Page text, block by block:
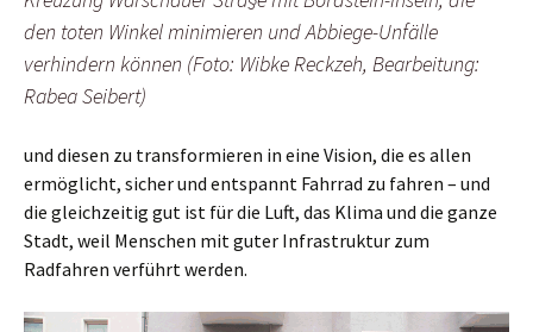
den toten Winkel minimieren und Abbiege-Unfälle
verhindern können (Foto: Wibke Reckzeh, Bearbeitung:
Rabea Seibert)
und diesen zu transformieren in eine Vision, die es allen
ermöglicht, sicher und entspannt Fahrrad zu fahren – und
die gleichzeitig gut ist für die Luft, das Klima und die ganze
Stadt, weil Menschen mit guter Infrastruktur zum
Radfahren verführt werden.